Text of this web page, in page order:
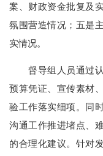
案、财政资金批复及
氛围营造情况；五是
实情况。
督导组人员通过
预算凭证、宣传素材
验工作落实细项 。 同
沟通工作推进堵点、
的合理化建议。针对